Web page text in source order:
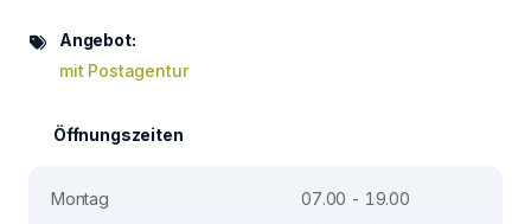
Angebot:
mit Postagentur
Öffnungszeiten
Montag
07.00 - 19.00